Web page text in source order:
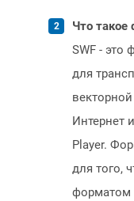
Что такое
SWF - это
для
Интернет
Player.
для того,
форматом